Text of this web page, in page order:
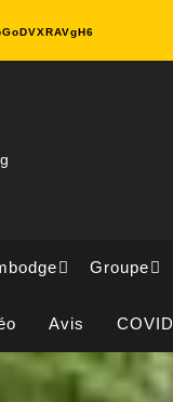
Groupe
Avis COVID